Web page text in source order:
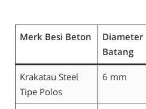
Merk Besi Beton
Diameter
Batang
Krakatau Steel
Tipe Polos
6 mm